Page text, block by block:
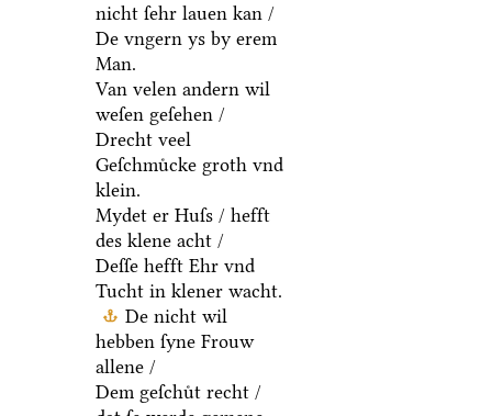
nicht ſehr lauen kan /
De vngern ys by erem
Man.
Van velen andern wil
weſen geſehen /
Drecht veel
Geſchmuͤcke groth vnd
klein.
Mydet er Huſs / hefft
des klene acht /
Deſſe hefft Ehr vnd
Tucht in klener wacht.
De nicht wil
hebben ſyne Frouw
allene /
Dem geſchuͤt recht /